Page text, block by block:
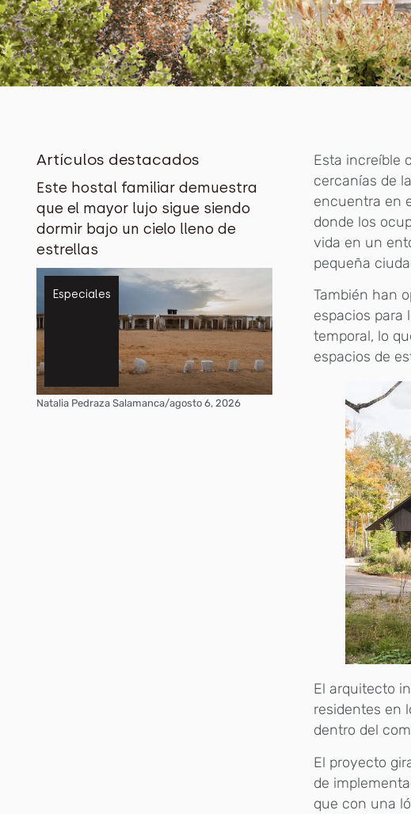
Artículos destacados
Este hostal familiar demuestra
que el mayor lujo sigue siendo
dormir bajo un cielo lleno de
estrellas
Especiales
Natalia Pedraza Salamanca/agosto 6, 2026
Esta increíble
cercanías de
encuentra en
donde los
vida en un
pequeña
También han
espacios para
temporal, lo
espacios de
El arquitecto
residentes en
dentro del
El proyecto
de
que con una